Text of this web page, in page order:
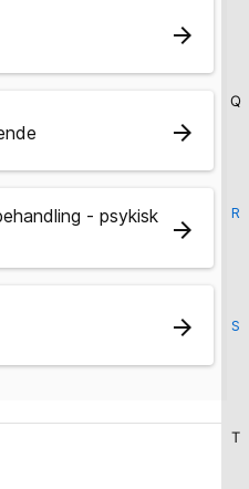
Q
R
S
T
arrow_forward
arrow_forward
- psykisk
arrow_forward
arrow_forward